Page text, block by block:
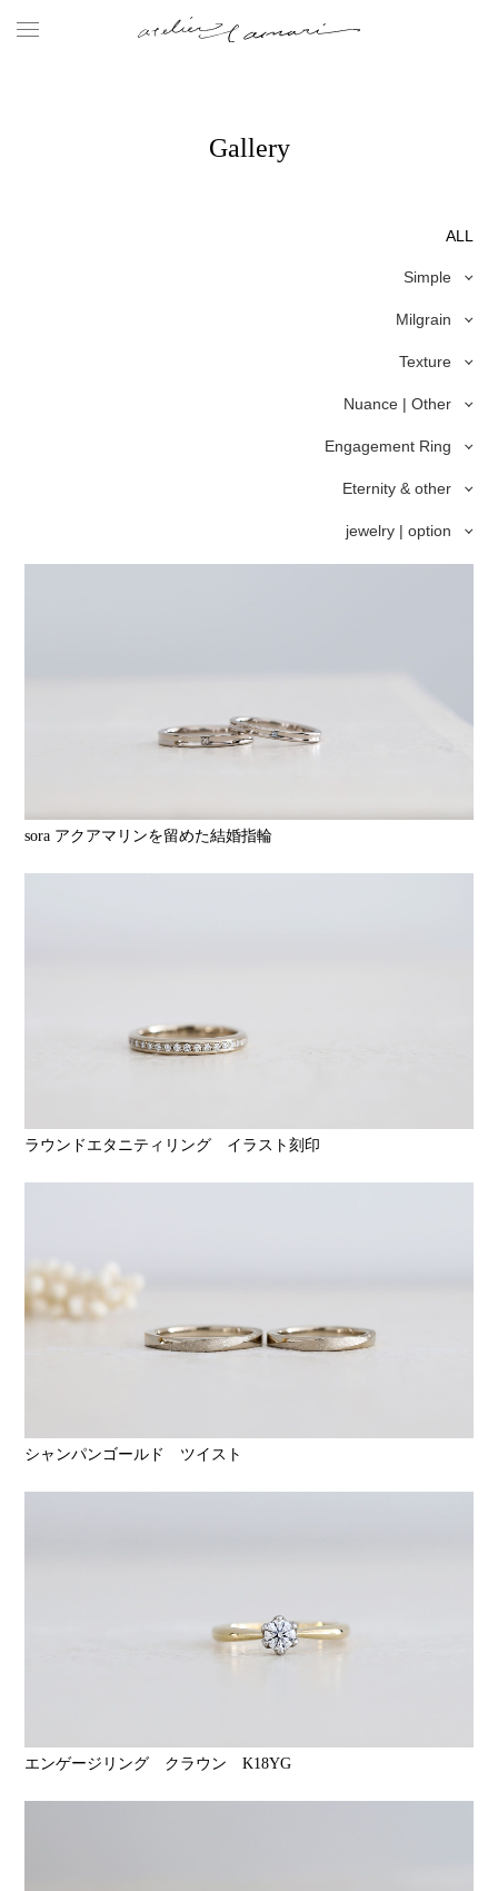
Gallery
ALL
Simple
Milgrain
Texture
Nuance | Other
Engagement Ring
Eternity & other
jewelry | option
sora アクアマリンを留めた結婚指輪
ラウンドエタニティリング イラスト刻印
シャンパンゴールド ツイスト
エンゲージリング クラウン K18YG